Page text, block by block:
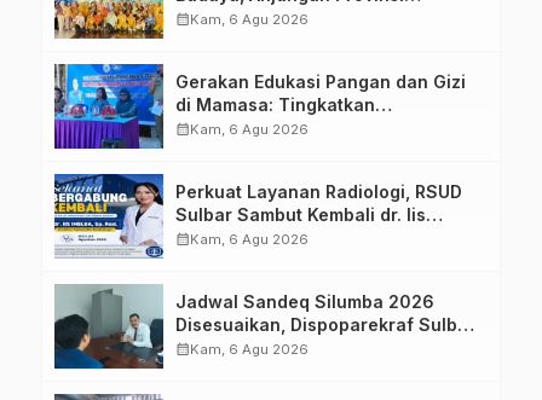
Sulawesi Barat Perkuat Kolaborasi
calendar_monthKam, 6 Agu 2026
Gerakan Edukasi Pangan dan Gizi
di Mamasa: Tingkatkan
Pengetahuan dan Keterampilan
calendar_monthKam, 6 Agu 2026
Perkuat Layanan Radiologi, RSUD
Sulbar Sambut Kembali dr. Iis
Imelda, Sp.Rad
calendar_monthKam, 6 Agu 2026
Jadwal Sandeq Silumba 2026
Disesuaikan, Dispoparekraf Sulbar
Pastikan Persiapan Tetap
calendar_monthKam, 6 Agu 2026